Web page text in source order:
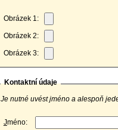
Obrázek 1:
Obrázek 2:
Obrázek 3:
Kontaktní údaje
Je nutné uvést jméno a alespoň
Jméno: